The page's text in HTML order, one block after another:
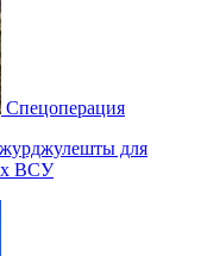
Спецоперация
для
ВСУ